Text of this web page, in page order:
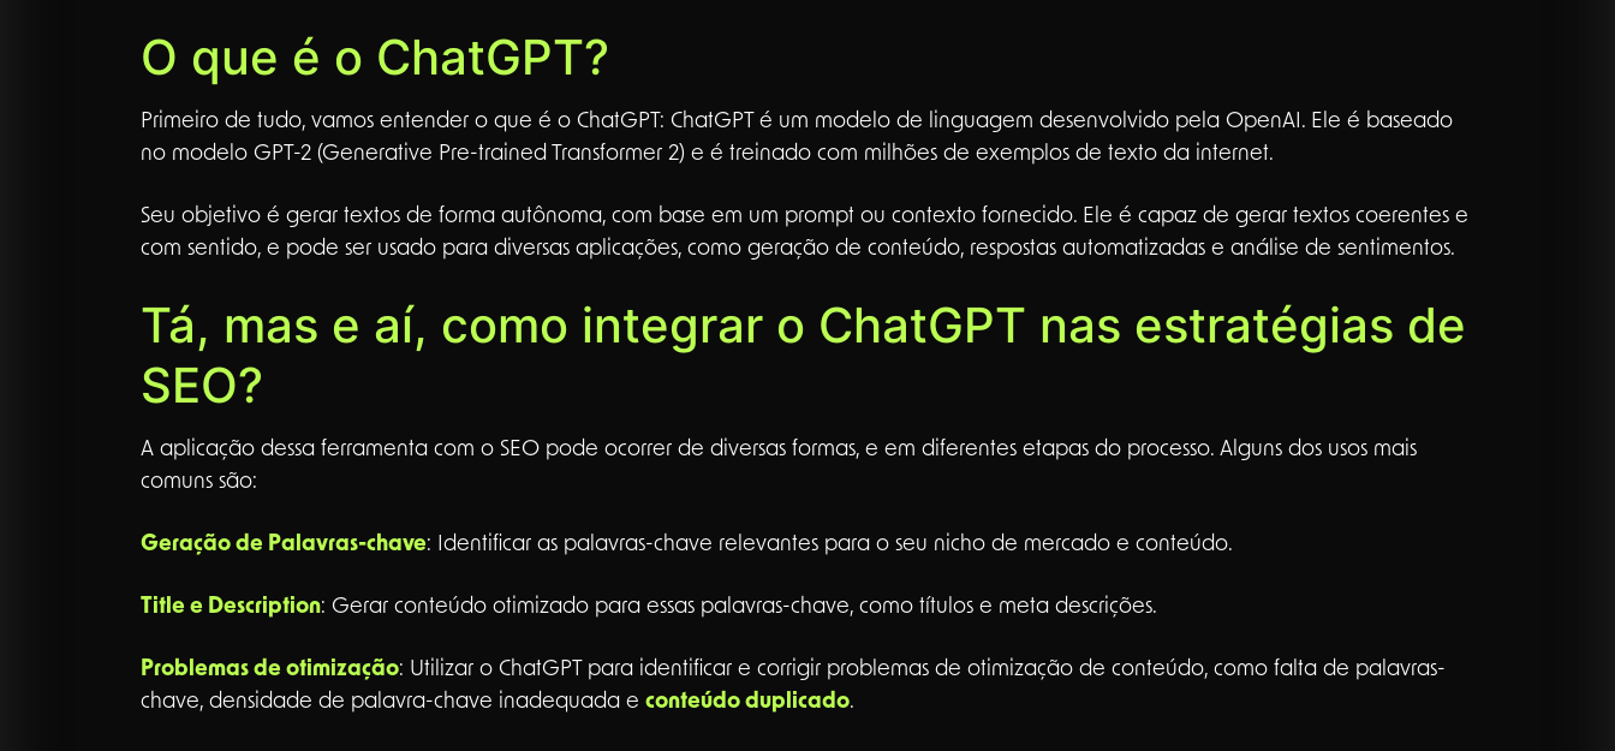
O que é o ChatGPT?
Primeiro de tudo, vamos entender o que é o ChatGPT: ChatGPT é um modelo de linguagem desenvolvido pela OpenAI. Ele é baseado
no modelo GPT-2 (Generative Pre-trained Transformer 2) e é treinado com milhões de exemplos de texto da internet.
Seu objetivo é gerar textos de forma autônoma, com base em um prompt ou contexto fornecido. Ele é capaz de gerar textos coerentes e
com sentido, e pode ser usado para diversas aplicações, como geração de conteúdo, respostas automatizadas e análise de sentimentos.
Tá, mas e aí, como integrar o ChatGPT nas estratégias de
SEO?
A aplicação dessa ferramenta com o SEO pode ocorrer de diversas formas, e em diferentes etapas do processo. Alguns dos usos mais
comuns são:
Geração de Palavras-chave: Identificar as palavras-chave relevantes para o seu nicho de mercado e conteúdo.
Title e Description: Gerar conteúdo otimizado para essas palavras-chave, como títulos e meta descrições.
Problemas de otimização: Utilizar o ChatGPT para identificar e corrigir problemas de otimização de conteúdo, como falta de palavras-
chave, densidade de palavra-chave inadequada e conteúdo duplicado.